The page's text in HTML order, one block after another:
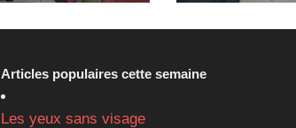
Articles populaires cette semaine
Les yeux sans visage